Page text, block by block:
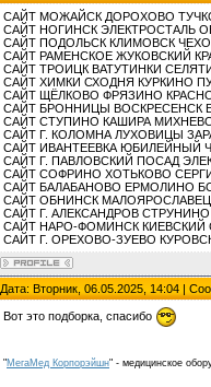
САЙТ МОЖАЙСК ДОРОХОВО
САЙТ НОГИНСК ЭЛЕКТРОСТАЛЬ
САЙТ ПОДОЛЬСК КЛИМОВСК
САЙТ РАМЕНСКОЕ ЖУКОВСКИЙ
САЙТ ТРОИЦК ВАТУТИНКИ
САЙТ ХИМКИ СХОДНЯ КУРКИНО
САЙТ ЩЁЛКОВО ФРЯЗИНО
САЙТ БРОННИЦЫ ВОСКРЕСЕНСК
САЙТ СТУПИНО КАШИРА
САЙТ Г. КОЛОМНА ЛУХОВИЦЫ
САЙТ ИВАНТЕЕВКА ЮБИЛЕЙНЫЙ
САЙТ Г. ПАВЛОВСКИЙ ПОСАД
САЙТ СОФРИНО ХОТЬКОВО
САЙТ БАЛАБАНОВО ЕРМОЛИНО
САЙТ ОБНИНСК
САЙТ Г. АЛЕКСАНДРОВ
САЙТ НАРО-ФОМИНСК
САЙТ Г. ОРЕХОВО-ЗУЕВО
Дата: Вторник, 06.05.2025, 14:04 |
Вот это подборка, спасибо
"МегаМед Корпорэйшн" - медицинское